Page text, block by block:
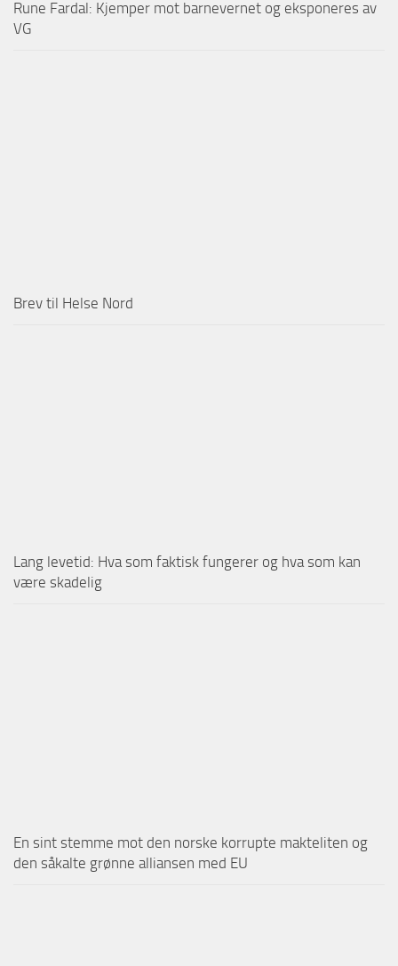
Rune Fardal: Kjemper mot barnevernet og eksponeres av
VG
Brev til Helse Nord
Lang levetid: Hva som faktisk fungerer og hva som kan
være skadelig
En sint stemme mot den norske korrupte makteliten og
den såkalte grønne alliansen med EU